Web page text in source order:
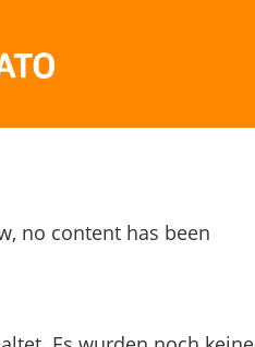
no content has been